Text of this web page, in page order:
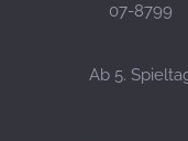
07-8799
Ab 5.